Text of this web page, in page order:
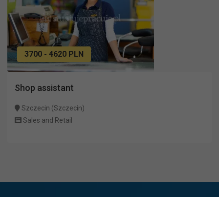
3700 - 4620 PLN
Shop assistant
Szczecin (Szczecin)
Sales and Retail